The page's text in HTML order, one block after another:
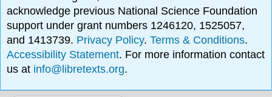
acknowledge previous National Science Foundation
support under grant numbers 1246120, 1525057,
and 1413739. Privacy Policy.Terms & Conditions.
Accessibility Statement. For more information contact
us at info@libretexts.org.